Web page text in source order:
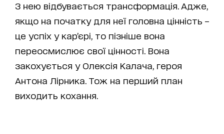
З нею відбувається трансформація. Адже,
якщо на початку для неї головна цінність –
це успіх у кар’єрі, то пізніше вона
переосмислює свої цінності. Вона
закохується у Олексія Калача, героя
Антона Лірника. Тож на перший план
виходить кохання.